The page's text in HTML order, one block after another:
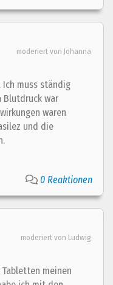
moderiert von Johanna
muss ständig
Blutdruck war
waren
und die
0 Reaktionen
moderiert von Ludwig
meinen